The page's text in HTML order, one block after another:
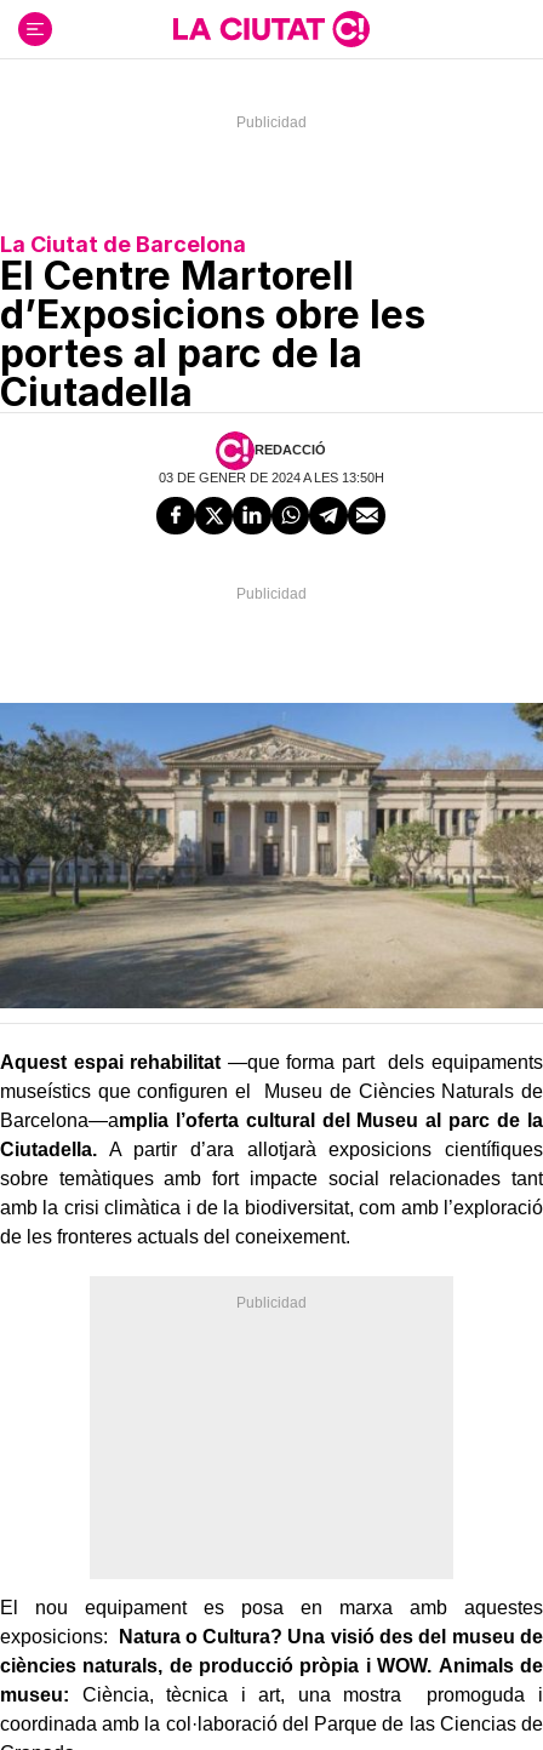
contenido
La Ciutat de Barcelona
El Centre Martorell
d’Exposicions obre les
portes al parc de la
Ciutadella
REDACCIÓ
03 DE GENER DE 2024 A LES 13:50H
Aquest espai rehabilitat —que forma part dels equipaments
museístics que configuren el Museu de Ciències Naturals de
Barcelona—amplia l’oferta cultural del Museu al parc de la
Ciutadella. A partir d’ara allotjarà exposicions científiques
sobre temàtiques amb fort impacte social relacionades tant
amb la crisi climàtica i de la biodiversitat, com amb l’exploració
de les fronteres actuals del coneixement.
El nou equipament es posa en marxa amb aquestes
exposicions:
Natura o Cultura? Una visió des del museu de
ciències naturals, de producció pròpia i WOW. Animals de
museu: Ciència, tècnica i art, una mostra promoguda i
coordinada amb la col·laboració del Parque de las Ciencias de